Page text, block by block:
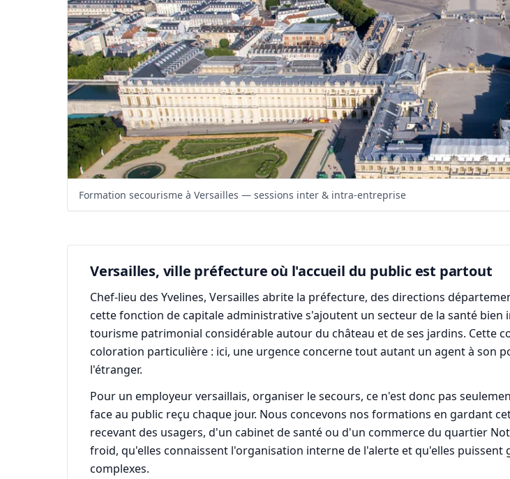
Formation secourisme à Versailles — sessions inter & intra-entreprise
Versailles, ville préfecture où l'accueil du public est partout
Chef-lieu des Yvelines, Versailles abrite la préfecture, des directions
cette fonction de capitale administrative s'ajoutent un secteur de la santé
tourisme patrimonial considérable autour du château et de ses jardins. Cette
coloration particulière : ici, une urgence concerne tout autant un agent à son
l'étranger.
Pour un employeur versaillais, organiser le secours, ce n'est donc pas
face au public reçu chaque jour. Nous concevons nos formations en gardant
recevant des usagers, d'un cabinet de santé ou d'un commerce du quartier
froid, qu'elles connaissent l'organisation interne de l'alerte et qu'elles
complexes.